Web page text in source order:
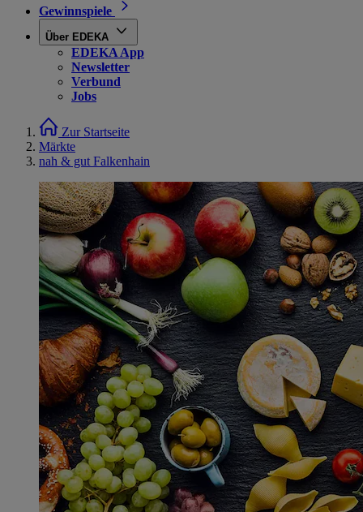
Gewinnspiele
Über EDEKA
EDEKA App
Newsletter
Verbund
Jobs
Zur Startseite
Märkte
nah & gut Falkenhain